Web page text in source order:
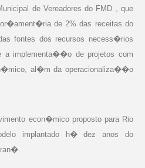
de Vereadores do FMD , que
de 2% das receitas do
fontes dos recursos necess�rios
a implementa��o de projetos com
al�m da operacionaliza��o
econ�mico proposto para Rio
implantado h� dez anos do